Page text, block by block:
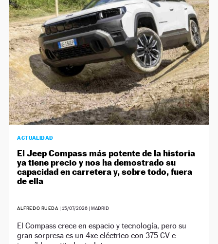
NEWSLETTER
SÍGUENOS
ACTUALIDAD
El Jeep Compass más potente de la historia
ya tiene precio y nos ha demostrado su
capacidad en carretera y, sobre todo, fuera
de ella
ALFREDO RUEDA | 15/07/2026| MADRID
El Compass crece en espacio y tecnología, pero su
gran sorpresa es un 4xe eléctrico con 375 CV e